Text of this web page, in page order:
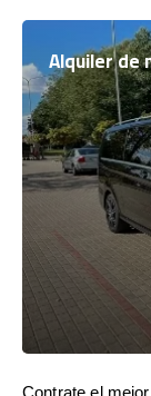
Alquiler de
Contrate el